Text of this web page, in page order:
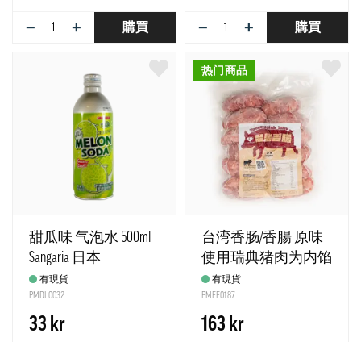
− + 購買 − + 購買
甜瓜味 气泡水 500ml
Sangaria 日本
有現貨
PMDL0032
33 kr
热门商品
台湾香肠/香腸 原味
使用瑞典猪肉为内馅
冷冻 约500g Tc 瑞典 -
强推荐!
有現貨
PMFF0187
163 kr